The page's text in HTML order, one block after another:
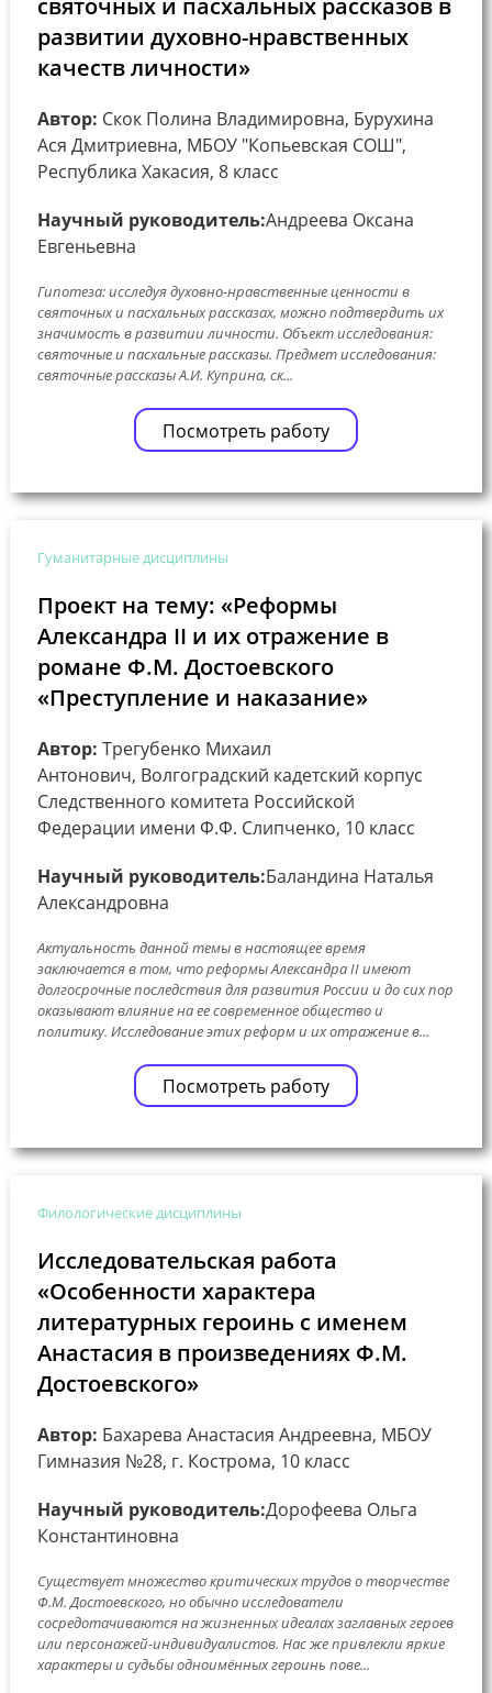
святочных и пасхальных рассказов в
развитии духовно-нравственных
качеств личности»
Автор: Скок Полина Владимировна, Бурухина
Ася Дмитриевна, МБОУ "Копьевская СОШ",
Республика Хакасия, 8 класс
Научный руководитель:Андреева Оксана
Евгеньевна
Гипотеза: исследуя духовно-нравственные ценности в
святочных и пасхальных рассказах, можно подтвердить их
значимость в развитии личности. Объект исследования:
святочные и пасхальные рассказы. Предмет исследования:
святочные рассказы А.И. Куприна, ск...
Посмотреть работу
Гуманитарные дисциплины
Проект на тему: «Реформы
Александра II и их отражение в
романе Ф.М. Достоевского
«Преступление и наказание»
Автор: Трегубенко Михаил
Антонович, Волгоградский кадетский корпус
Следственного комитета Российской
Федерации имени Ф.Ф. Слипченко, 10 класс
Научный руководитель:Баландина Наталья
Александровна
Актуальность данной темы в настоящее время
заключается в том, что реформы Александра II имеют
долгосрочные последствия для развития России и до сих пор
оказывают влияние на ее современное общество и
политику. Исследование этих реформ и их отражение в...
Посмотреть работу
Филологические дисциплины
Исследовательская работа
«Особенности характера
литературных героинь с именем
Анастасия в произведениях Ф.М.
Достоевского»
Автор: Бахарева Анастасия Андреевна, МБОУ
Гимназия №28, г. Кострома, 10 класс
Научный руководитель:Дорофеева Ольга
Константиновна
Существует множество критических трудов о творчестве
Ф.М. Достоевского, но обычно исследователи
сосредотачиваются на жизненных идеалах заглавных героев
или персонажей-индивидуалистов. Нас же привлекли яркие
характеры и судьбы одноимённых героинь пове...